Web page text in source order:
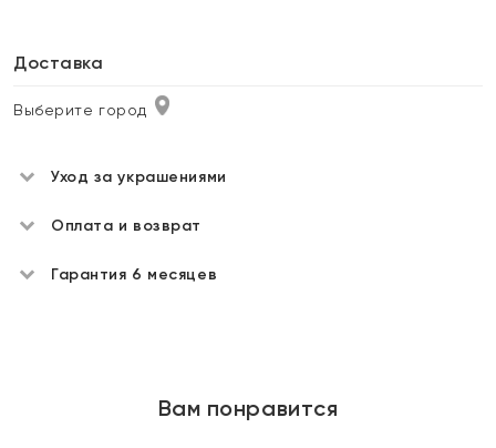
Доставка
Выберите город
Уход за украшениями
Оплата и возврат
Гарантия 6 месяцев
Вам понравится